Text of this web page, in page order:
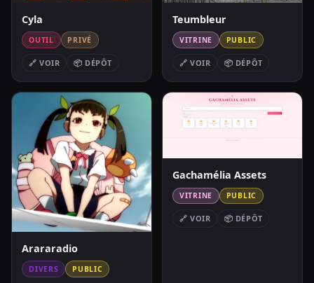
Cyla
OUTIL PRIVÉ
🔗 VOIR 📦 DÉPÔT
Teumbleur
VITRINE PUBLIC
🔗 VOIR 📦 DÉPÔT
Arararadio
DIVERS PUBLIC
Gachamélia Assets
VITRINE PUBLIC
🔗 VOIR 📦 DÉPÔT